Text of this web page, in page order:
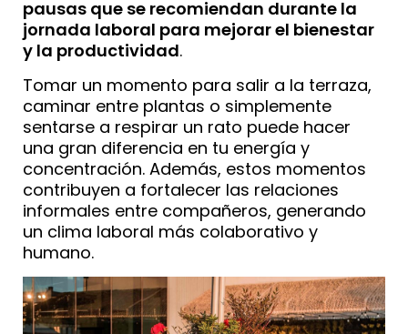
pausas que se recomiendan durante la
jornada laboral para mejorar el bienestar
y la productividad.
Tomar un momento para salir a la terraza,
caminar entre plantas o simplemente
sentarse a respirar un rato puede hacer
una gran diferencia en tu energía y
concentración. Además, estos momentos
contribuyen a fortalecer las relaciones
informales entre compañeros, generando
un clima laboral más colaborativo y
humano.